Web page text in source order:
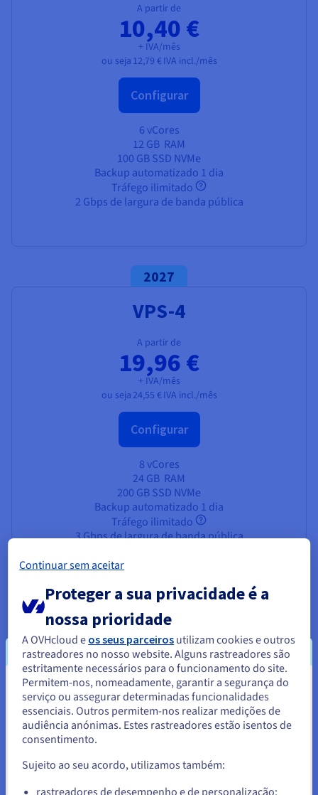
A partir de
10,40 €
+ IVA/mês
ou seja 12,79 € IVA incl./mês
Configurar
6 vCores
12 GB RAM
100 GB SSD NVMe
Backup automatizado 1 dia
Tráfego ilimitado
2 Gbps de largura de banda pública
2027
VPS-4
A partir de
19,96 €
+ IVA/mês
ou seja 24,55 € IVA incl./mês
Configurar
8 vCores
24 GB RAM
200 GB SSD NVMe
Backup automatizado 1 dia
Tráfego ilimitado
3 Gbps de largura de banda pública
Vantagens de Hospedar o Seu
VPS na Áustria
Ao combinar a infraestrutura da OVHcloud com as novas
Zonas Locais, o seu alojamento VPS Áustria oferece
vantagens únicas:
Latência ultra-baixa para Viena e além – Com as Zonas
Locais, o seu VPS é fisicamente implementado na
Áustria. Aplicações, websites e APIs alojados aqui
respondem mais rapidamente, proporcionando aos
Parece que está localizado em
Estados Unidos.
Para encomendar a partir de Estados Unidos, terá de consultar e
Aceder ao website do Estados Unidos
Continuar sem aceitar
Proteger a sua privacidade é a
nossa prioridade
A OVHcloud e os seus parceiros utilizam cookies e outros
rastreadores no nosso website. Alguns rastreadores são
estritamente necessários para o funcionamento do site.
Permitem-nos, nomeadamente, garantir a segurança do
serviço ou assegurar determinadas funcionalidades
essenciais. Outros permitem-nos realizar medições de
audiência anónimas. Estes rastreadores estão isentos de
consentimento.
Sujeito ao seu acordo, utilizamos também: